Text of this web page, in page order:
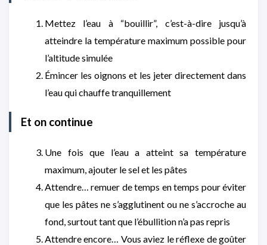
Mettez l’eau à “bouillir”, c’est-à-dire jusqu’à
atteindre la température maximum possible pour
l’altitude simulée
Émincer les oignons et les jeter directement dans
l’eau qui chauffe tranquillement
Et on continue
Une fois que l’eau a atteint sa température
maximum, ajouter le sel et les pâtes
Attendre… remuer de temps en temps pour éviter
que les pâtes ne s’agglutinent ou ne s’accroche au
fond, surtout tant que l’ébullition n’a pas repris
Attendre encore… Vous aviez le réflexe de goûter